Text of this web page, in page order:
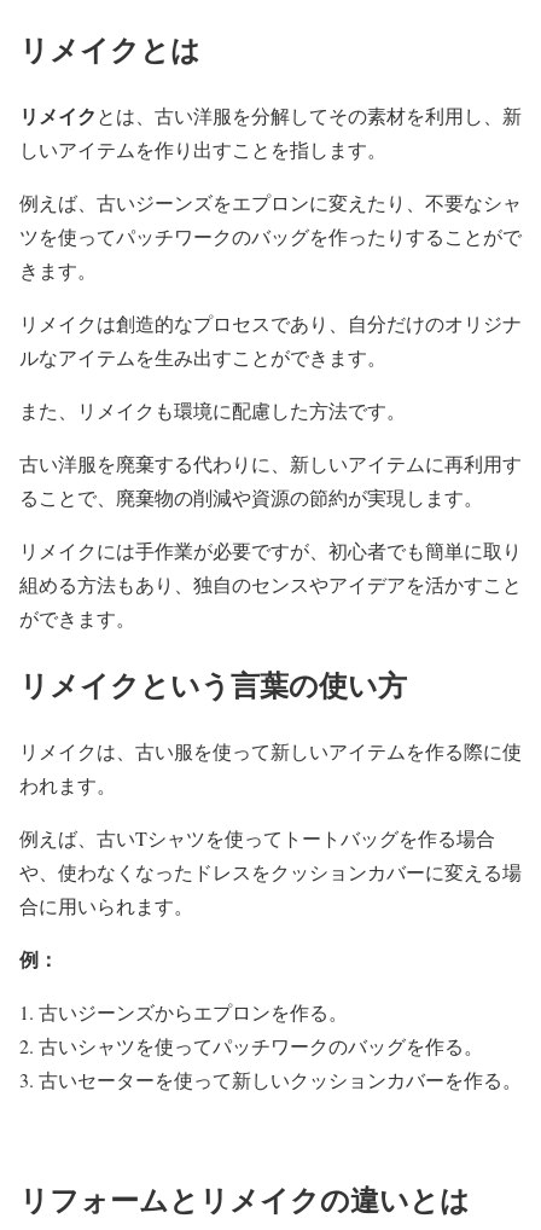
リメイクとは
リメイクとは、古い洋服を分解してその素材を利用し、新
しいアイテムを作り出すことを指します。
例えば、古いジーンズをエプロンに変えたり、不要なシャ
ツを使ってパッチワークのバッグを作ったりすることがで
きます。
リメイクは創造的なプロセスであり、自分だけのオリジナ
ルなアイテムを生み出すことができます。
また、リメイクも環境に配慮した方法です。
古い洋服を廃棄する代わりに、新しいアイテムに再利用す
ることで、廃棄物の削減や資源の節約が実現します。
リメイクには手作業が必要ですが、初心者でも簡単に取り
組める方法もあり、独自のセンスやアイデアを活かすこと
ができます。
リメイクという言葉の使い方
リメイクは、古い服を使って新しいアイテムを作る際に使
われます。
例えば、古いTシャツを使ってトートバッグを作る場合
や、使わなくなったドレスをクッションカバーに変える場
合に用いられます。
例：
古いジーンズからエプロンを作る。
古いシャツを使ってパッチワークのバッグを作る。
古いセーターを使って新しいクッションカバーを作る。
リフォームとリメイクの違いとは